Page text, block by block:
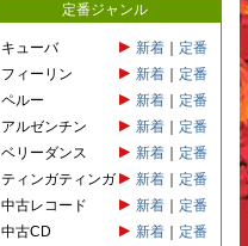
定番ジャンル
キューバ 新着
定番
フィーリン
新着
定番
ペルー
新着
定番
アルゼンチン
新着
定番
ベリーダンス
新着
定番
ティンガティンガ
新着
定番
中古レコード
新着
定番
中古CD
新着
定番